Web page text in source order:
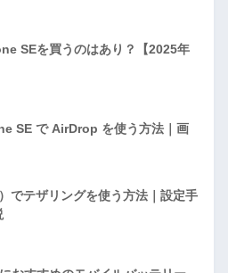
SEを買うのはあり？【2025年
SE で AirDrop を使う方法｜画
でテザリングを使う方法｜設定手